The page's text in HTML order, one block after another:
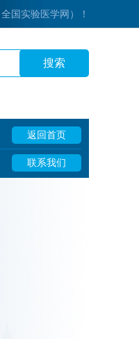
国实验医学网）！
搜索
返回首页
联系我们